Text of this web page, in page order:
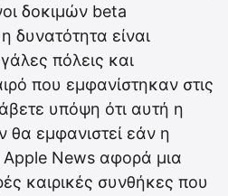
δοκιμών beta
δυνατότητα είναι
πόλεις και
που εμφανίστηκαν στις
υπόψη ότι αυτή η
θα εμφανιστεί εάν η
Apple News αφορά μια
καιρικές συνθήκες που